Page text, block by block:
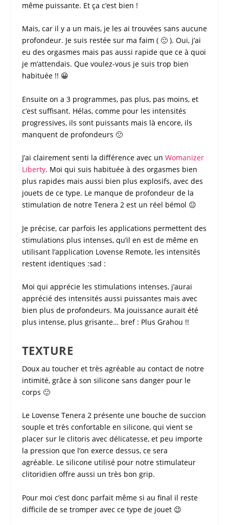
même puissante. Et ça c’est bien !
Mais, car il y a un mais, je les ai trouvées sans aucune
profondeur. Je suis restée sur ma faim ( 🙁 ). Oui, j’ai
eu des orgasmes mais pas aussi rapide que ce à quoi
je m’attendais. Que voulez-vous je suis trop bien
habituée !! 😀
Ensuite on a 3 programmes, pas plus, pas moins, et
c’est suffisant. Hélas, comme pour les intensités
progressives, ils sont puissants mais là encore, ils
manquent de profondeurs 🙁
J’ai clairement senti la différence avec un Womanizer
Liberty. Moi qui suis habituée à des orgasmes bien
plus rapides mais aussi bien plus explosifs, avec des
jouets de ce type. Le manque de profondeur de la
stimulation de notre Tenera 2 est un réel bémol 😐
Je précise, car parfois les applications permettent des
stimulations plus intenses, qu’il en est de même en
utilisant l’application Lovense Remote, les intensités
restent identiques :sad :
Moi qui apprécie les stimulations intenses, j’aurai
apprécié des intensités aussi puissantes mais avec
bien plus de profondeurs. Ma jouissance aurait été
plus intense, plus grisante… bref : Plus Grahou !!
TEXTURE
Doux au toucher et très agréable au contact de notre
intimité, grâce à son silicone sans danger pour le
corps 🙂
Le Lovense Tenera 2présente une bouche de succion
souple et très confortable en silicone, qui vient se
placer sur le clitoris avec délicatesse, et peu importe
la pression que l’on exerce dessus, ce sera
agréable. Le silicone utilisé pour notre stimulateur
clitoridien offre aussi un très bon grip.
Pour moi c’est donc parfait même si au final il reste
difficile de se tromper avec ce type de jouet 😉